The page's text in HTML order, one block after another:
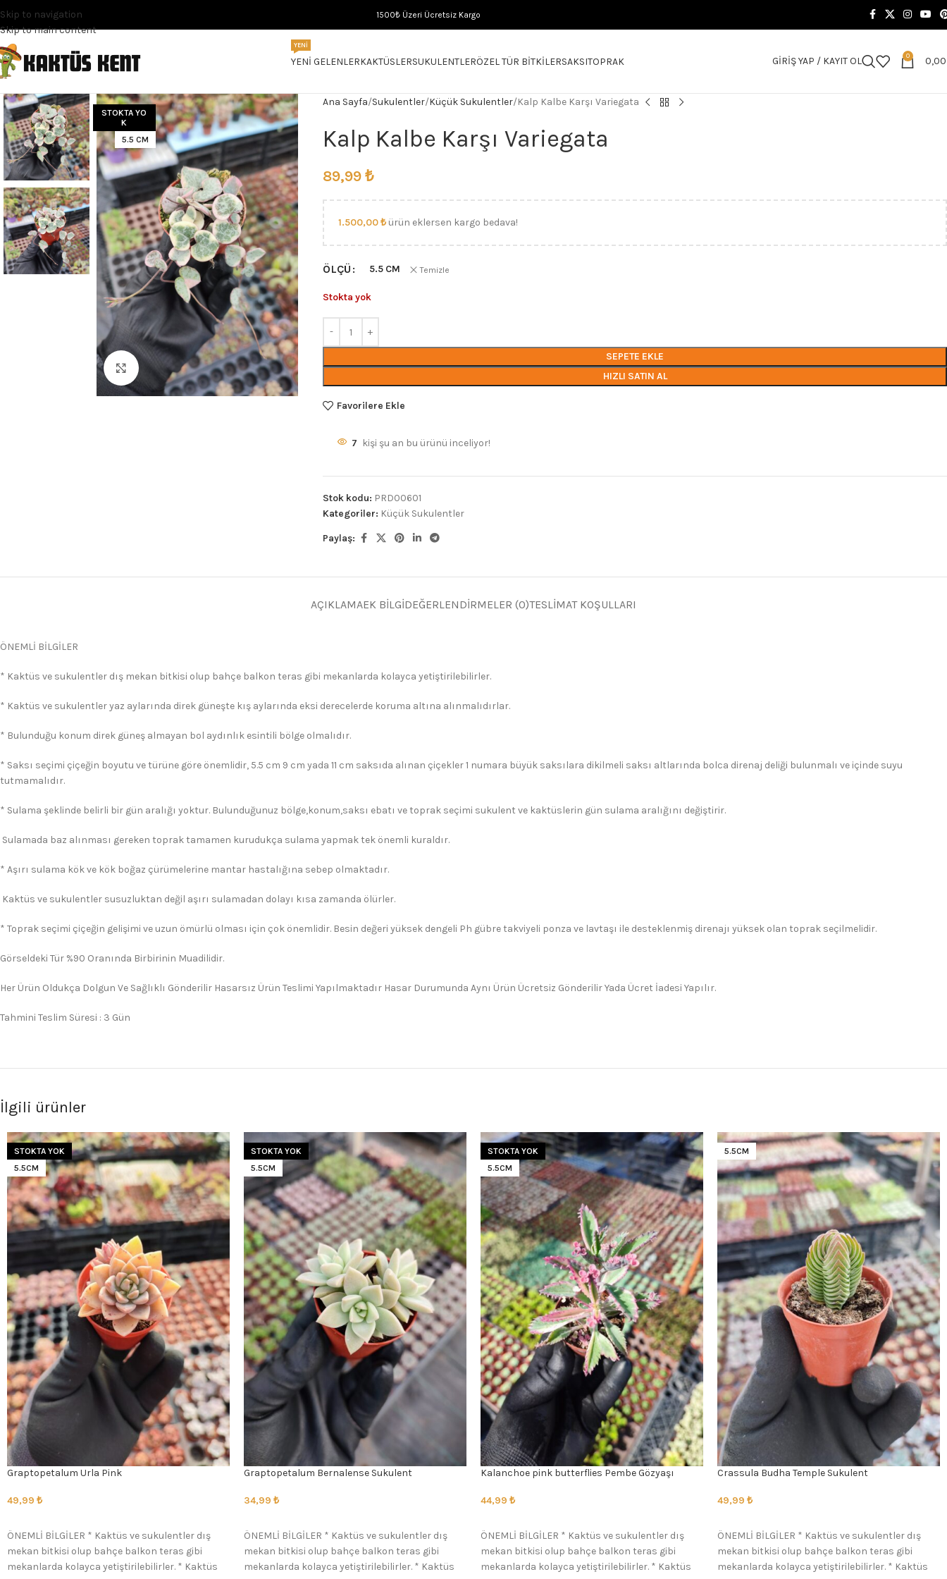
Skip to navigation
Skip to main content
1500₺ Üzeri Ücretsiz Kargo
YENI GELENLER
YENI
KAKTÜSLERSUKULENTLERÖZEL TÜR BITKILERSAKSITOPRAK GIRIŞ YAP / KAYIT OL 0
STOKTA YO
K
5.5 CM
Click to enlarge
Ana Sayfa Sukulentler Küçük Sukulentler Kalp Kalbe Karşı Variegata
Kalp Kalbe Karşı Variegata
89,99 ₺
1.500,00₺ ürün eklersen kargo bedava!
ÖLÇÜ 5.5 CM Temizle
Stokta yok
SEPETE EKLE
HIZLI SATIN AL
Favorilere Ekle
7 kişi şu an bu ürünü inceliyor!
Stok kodu: PRD00601
Kategoriler: Küçük Sukulentler
Paylaş:
AÇIKLAMAEK BILGIDEĞERLENDIRMELER (0)TESLIMAT KOŞULLARI
ÖNEMLİ BİLGİLER
* Kaktüs ve sukulentler dış mekan bitkisi olup bahçe balkon teras gibi mekanlarda kolayca yetiştirilebilirler.
* Kaktüs ve sukulentler yaz aylarında direk güneşte kış aylarında eksi derecelerde koruma altına alınmalıdırlar.
* Bulunduğu konum direk güneş almayan bol aydınlık esintili bölge olmalıdır.
* Saksı seçimi çiçeğin boyutu ve türüne göre önemlidir, 5.5 cm 9 cm yada 11 cm saksıda alınan çiçekler 1 numara büyük saksılara dikilmeli saksı altlarında bolca direnaj deliği bulunmalı ve içinde suyu
tutmamalıdır.
* Sulama şeklinde belirli bir gün aralığı yoktur. Bulunduğunuz bölge,konum,saksı ebatı ve toprak seçimi sukulent ve kaktüslerin gün sulama aralığını değiştirir.
Sulamada baz alınması gereken toprak tamamen kurudukça sulama yapmak tek önemli kuraldır.
* Aşırı sulama kök ve kök boğaz çürümelerine mantar hastalığına sebep olmaktadır.
Kaktüs ve sukulentler susuzluktan değil aşırı sulamadan dolayı kısa zamanda ölürler.
* Toprak seçimi çiçeğin gelişimi ve uzun ömürlü olması için çok önemlidir. Besin değeri yüksek dengeli Ph gübre takviyeli ponza ve lavtaşı ile desteklenmiş direnajı yüksek olan toprak seçilmelidir.
Görseldeki Tür %90 Oranında Birbirinin Muadilidir.
Her Ürün Oldukça Dolgun Ve Sağlıklı Gönderilir Hasarsız Ürün Teslimi Yapılmaktadır Hasar Durumunda Aynı Ürün Ücretsiz Gönderilir Yada Ücret İadesi Yapılır.
Tahmini Teslim Süresi : 3 Gün
İlgili ürünler
STOKTA YOK
5.5CM
Graptopetalum Urla Pink
49,99 ₺
ÖNEMLİ BİLGİLER * Kaktüs ve sukulentler dış
mekan bitkisi olup bahçe balkon teras gibi
mekanlarda kolayca yetiştirilebilirler. * Kaktüs
STOKTA YOK
5.5CM
Graptopetalum Bernalense Sukulent
34,99 ₺
ÖNEMLİ BİLGİLER * Kaktüs ve sukulentler dış
mekan bitkisi olup bahçe balkon teras gibi
mekanlarda kolayca yetiştirilebilirler. * Kaktüs
STOKTA YOK
5.5CM
Kalanchoe pink butterflies Pembe Gözyaşı
44,99 ₺
ÖNEMLİ BİLGİLER * Kaktüs ve sukulentler dış
mekan bitkisi olup bahçe balkon teras gibi
mekanlarda kolayca yetiştirilebilirler. * Kaktüs
5.5CM
Crassula Budha Temple Sukulent
49,99 ₺
ÖNEMLİ BİLGİLER * Kaktüs ve sukulentler dış
mekan bitkisi olup bahçe balkon teras gibi
mekanlarda kolayca yetiştirilebilirler. * Kaktüs